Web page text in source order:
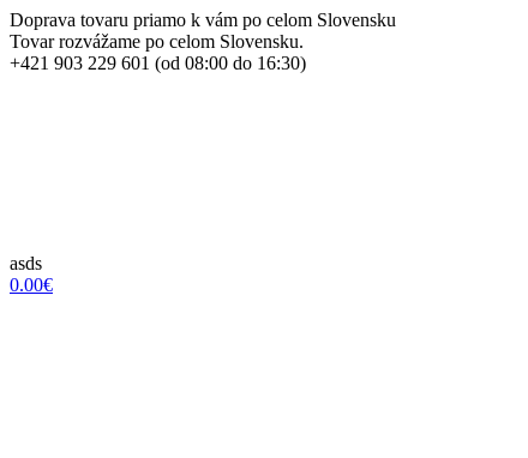
Doprava tovaru priamo k vám po celom Slovensku
Tovar rozvážame po celom Slovensku.
+421 903 229 601 (od 08:00 do 16:30)
asds
0.00€